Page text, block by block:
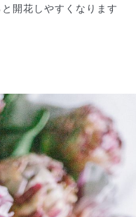
れている」などの不備が
サポートまでご連絡く
開花しやすくなります